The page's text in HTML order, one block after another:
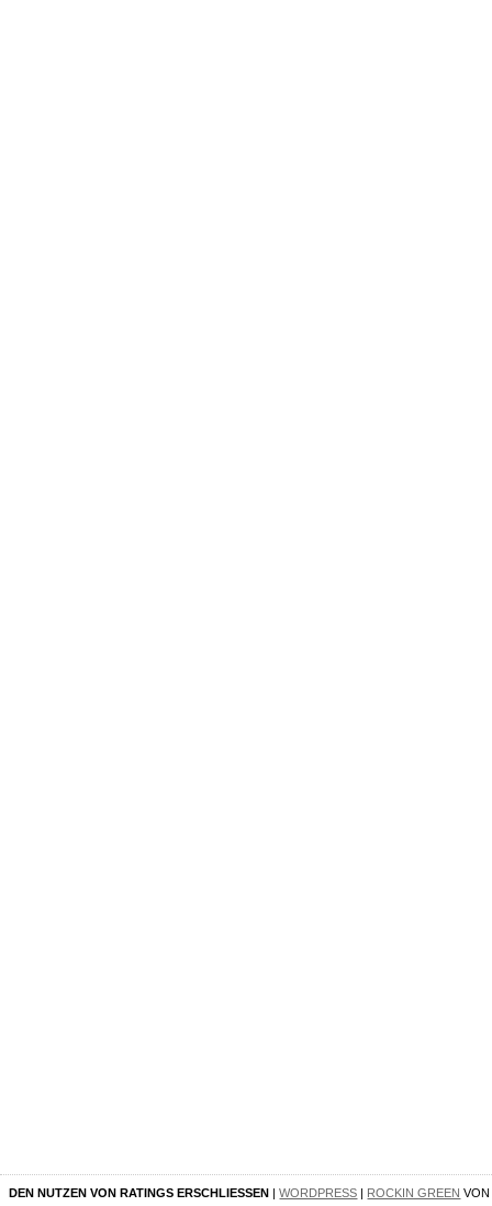
DEN NUTZEN VON RATINGS ERSCHLIESSEN |WORDPRESS | ROCKIN GREEN